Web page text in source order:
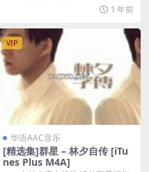
1 年前
VIP
华语AAC音乐
[精选集]群星 – 林夕自传 [iTu
nes Plus M4A]